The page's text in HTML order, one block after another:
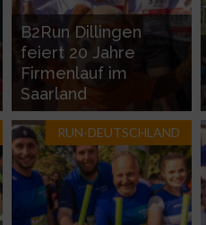
B2Run Dillingen
feiert 20 Jahre
Firmenlauf im
Saarland
RUN-DEUTSCHLAND
zur Auswahl von Inhalten
Informationen